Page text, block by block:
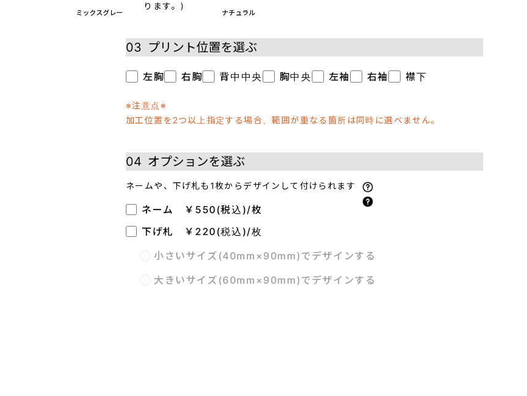
ミックスグレー ナチュラル
ります。)
03 プリント位置を選ぶ
左胸 右胸 背中中央 胸中央 左袖 右袖 襟下
※注意点※
加工位置を2つ以上指定する場合、範囲が重なる箇所は同時に選べません。
04 オプションを選ぶ
ネームや、下げ札も1枚からデザインして付けられます
ネーム ￥550(税込)/枚
下げ札 ￥220(税込)/枚
小さいサイズ(40mm×90mm)でデザインする
大きいサイズ(60mm×90mm)でデザインする